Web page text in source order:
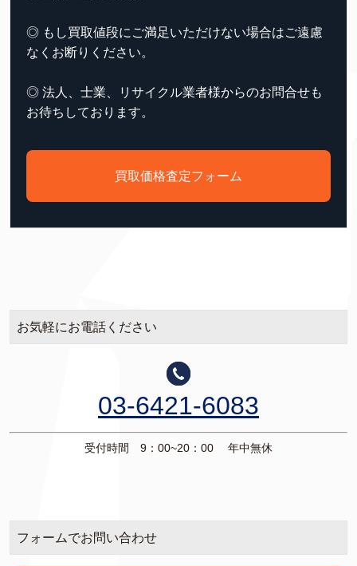
◎ もし買取値段にご満足いただけない場合はご遠慮
なくお断りください。
◎ 法人、士業、リサイクル業者様からのお問合せも
お待ちしております。
買取価格査定フォーム
お気軽にお電話ください
03-6421-6083
受付時間 9：00~20：00 年中無休
フォームでお問い合わせ